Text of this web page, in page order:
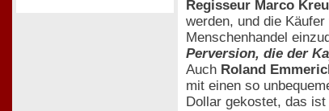
Regisseur Marco
werden, und die
Menschenhandel
Perversion, die der
Auch Roland
mit einen so
Dollar gekostet, das